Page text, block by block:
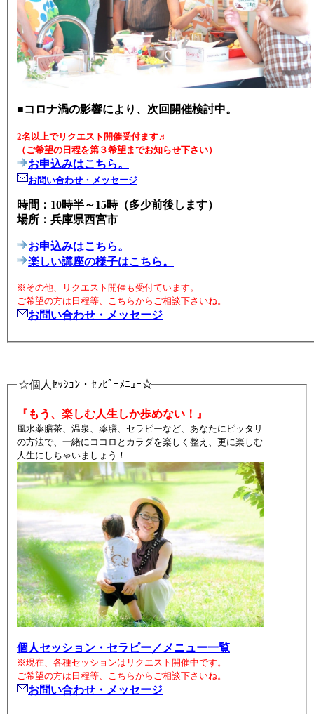
■コロナ渦の影響により、次回開催検討中。
2名以上でリクエスト開催受付ます♬
（ご希望の日程を第３希望までお知らせ下さい）
お申込みはこちら。
お問い合わせ・メッセージ
時間：10時半～15時（多少前後します）
場所：兵庫県西宮市
お申込みはこちら。
楽しい講座の様子はこちら。
※その他、リクエスト開催も受付ています。
ご希望の方は日程等、こちらからご相談下さいね。
お問い合わせ・メッセージ
☆個人ｾｯｼｮﾝ・ｾﾗﾋﾟｰﾒﾆｭｰ☆
『もう、楽しむ人生しか歩めない！』
風水薬膳茶、温泉、薬膳、セラピーなど、あなたにピッタリ
の方法で、一緒にココロとカラダを楽しく整え、更に楽しむ
人生にしちゃいましょう！
個人セッション・セラピー／メニュー一覧
※現在、各種セッションはリクエスト開催中です。
ご希望の方は日程等、こちらからご相談下さいね。
お問い合わせ・メッセージ